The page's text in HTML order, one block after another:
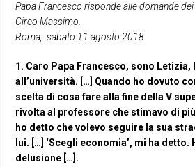
Papa Francesco risponde alle domande
Circo Massimo.
Roma, sabato 11 agosto 2018
1. Caro Papa Francesco, sono Letizia,
all’università. […] Quando ho dovuto
scelta di cosa fare alla fine della V
rivolta al professore che stimavo di
ho detto che volevo seguire la sua
lui. […] ‘Scegli economia’, mi ha
delusione […].